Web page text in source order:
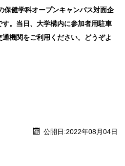
保健学科オープンキャンパス対面企
。当日、大学構内に参加者用駐車
機関をご利用ください。どうぞよ
公開日:2022年08月04日